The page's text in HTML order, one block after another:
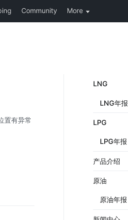
置有异常
LNG
LNG年报
LPG
LPG年报
产品介绍
原油
原油年报